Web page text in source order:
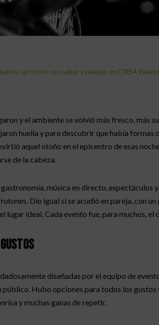
un otoño con sabor a planazo en CIRSA
y el ambiente se volvió más fresco,
huella y para descubrir que había formas
aquel otoño en el epicentro de esas
de la cabeza.
música en directo, espectáculos
Dio igual si se acudió en pareja, con
lugar ideal. Cada evento fue, para muchos,
diseñadas por el equipo de
público. Hubo opciones para todos los
y muchas ganas de repetir.